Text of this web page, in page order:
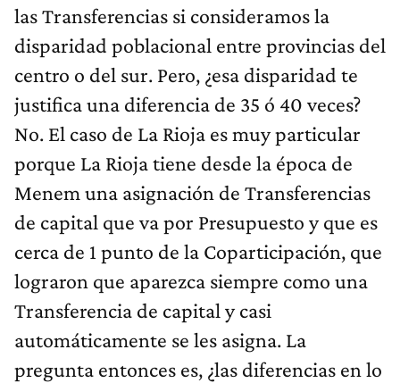
las Transferencias si consideramos la
disparidad poblacional entre provincias del
centro o del sur. Pero, ¿esa disparidad te
justifica una diferencia de 35 ó 40 veces?
No. El caso de La Rioja es muy particular
porque La Rioja tiene desde la época de
Menem una asignación de Transferencias
de capital que va por Presupuesto y que es
cerca de 1 punto de la Coparticipación, que
lograron que aparezca siempre como una
Transferencia de capital y casi
automáticamente se les asigna. La
pregunta entonces es, ¿las diferencias en lo